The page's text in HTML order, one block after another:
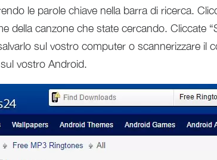
le parole chiave nella barra di ricerca.
della canzone che state cercando. Cliccate
sul vostro computer o scannerizzare il
vostro Android.